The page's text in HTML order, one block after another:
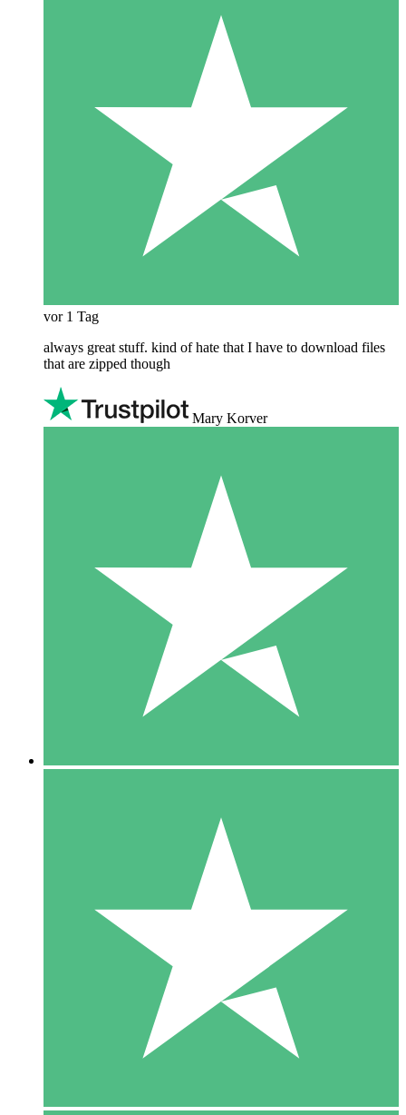
vor 1 Tag
always great stuff. kind of hate that I have to download files
that are zipped though
Mary Korver